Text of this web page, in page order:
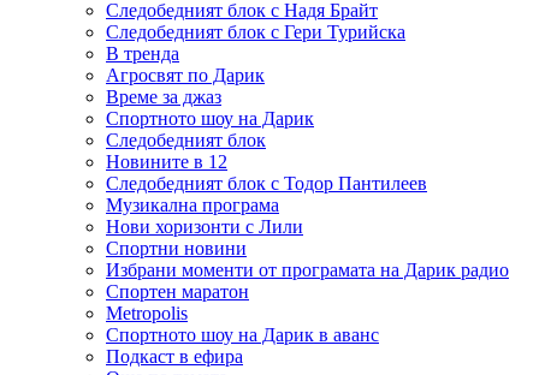
Следобедният блок с Надя Брайт
Следобедният блок с Гери Турийска
В тренда
Агросвят по Дарик
Време за джаз
Спортното шоу на Дарик
Следобедният блок
Новините в 12
Следобедният блок с Тодор Пантилеев
Музикална програма
Нови хоризонти с Лили
Спортни новини
Избрани моменти от програмата на Дарик радио
Спортен маратон
Metropolis
Спортното шоу на Дарик в аванс
Подкаст в ефира